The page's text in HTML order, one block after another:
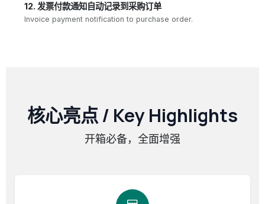
12. 发票付款通知自动记录到采购订单
Invoice payment notification to purchase order.
核心亮点 / Key Highlights
开箱必备，全面增强